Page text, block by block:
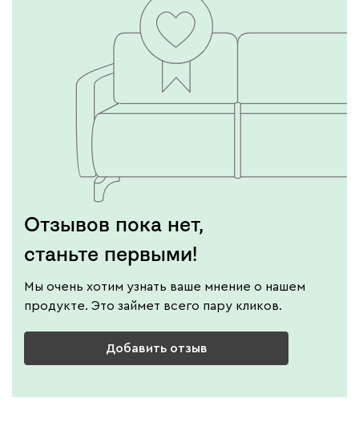
Отзывов пока нет,
станьте первыми!
Мы очень хотим узнать ваше мнение о нашем
продукте. Это займет всего пару кликов.
Добавить отзыв